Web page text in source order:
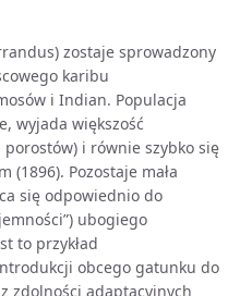
zostaje sprowadzony
karibu
i Indian. Populacja
wyjada większość
porostów) i równie szybko się
(1896). Pozostaje mała
się odpowiednio do
ubogiego
to przykład
obcego gatunku do
zdolności adaptacyjnych